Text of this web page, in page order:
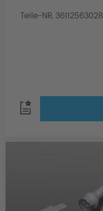
Teile-NR. 36112563028